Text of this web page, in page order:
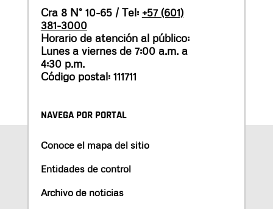
Cra 8 N° 10-65 / Tel: +57 (601)
381-3000
Horario de atención al público:
Lunes a viernes de 7:00 a.m. a
4:30 p.m.
Código postal: 111711
NAVEGA POR PORTAL
Conoce el mapa del sitio
Entidades de control
Archivo de noticias